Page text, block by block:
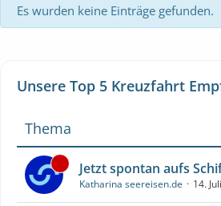
Es wurden keine Einträge gefunden.
Unsere Top 5 Kreuzfahrt
Thema
Jetzt spontan aufs
Katharina seereisen.de 14.